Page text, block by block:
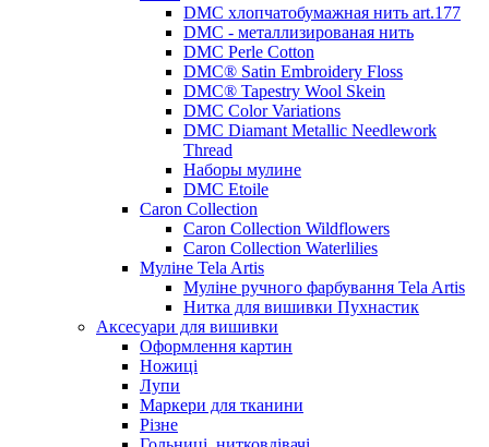
DMC хлопчатобумажная нить art.177
DMC - металлизированая нить
DMC Perle Cotton
DMC® Satin Embroidery Floss
DMC® Tapestry Wool Skein
DMC Color Variations
DMC Diamant Metallic Needlework
Thread
Наборы мулине
DMC Etoile
Caron Collection
Caron Collection Wildflowers
Caron Collection Waterlilies
Муліне Tela Artis
Муліне ручного фарбування Tela Artis
Нитка для вишивки Пухнастик
Аксесуари для вишивки
Оформлення картин
Ножиці
Лупи
Маркери для тканини
Різне